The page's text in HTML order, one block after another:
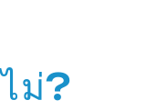
ม่?